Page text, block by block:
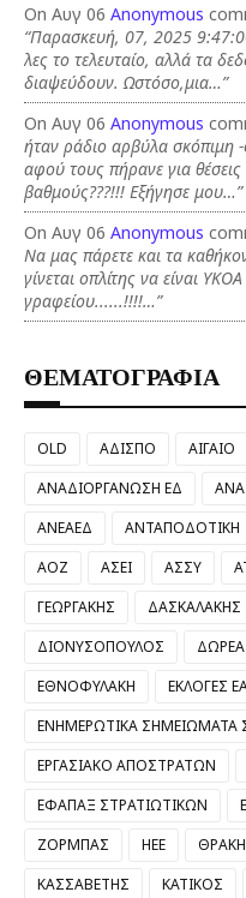
On Αυγ 06 Anonymous
“Παρασκευή, 07, 2025
λες το τελευταίο, αλλά τα
διαψεύδουν. Ωστόσο,μια…”
On Αυγ 06 Anonymous
ήταν ράδιο αρβύλα σκόπιμη
αφού τους πήρανε για
βαθμούς???!!! Εξήγησε μου…”
On Αυγ 06 Anonymous
Να μας πάρετε και τα
γίνεται οπλίτης να είναι
γραφείου......!!!!…”
ΘΕΜΑΤΟΓΡΑΦΙΑ
OLD ΑΔΙΣΠΟ ΑΙΓΑΙΟ
ΑΝΑΔΙΟΡΓΑΝΩΣΗ ΕΔ
ΑΝΕΑΕΔ
ΑΝΤΑΠΟΔΟΤΙΚΗ
ΑΟΖ
ΑΣΕΙ ΑΣΣΥ
ΓΕΩΡΓΑΚΗΣ
ΔΑΣΚΑΛΑΚΗΣ
ΔΙΟΝΥΣΟΠΟΥΛΟΣ
ΔΩΡΕΑ
ΕΘΝΟΦΥΛΑΚΗ
ΕΚΛΟΓΕΣ
ΕΝΗΜΕΡΩΤΙΚΑ ΣΗΜΕΙΩΜΑΤΑ
ΕΡΓΑΣΙΑΚΟ ΑΠΟΣΤΡΑΤΩΝ
ΕΦΑΠΑΞ ΣΤΡΑΤΙΩΤΙΚΩΝ
ΖΟΡΜΠΑΣ
ΗΕΕ ΘΡΑΚΗ
ΚΑΣΣΑΒΕΤΗΣ
ΚΑΤΙΚΟΣ